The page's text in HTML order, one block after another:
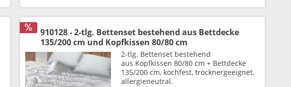
910128 - 2-tlg. Bettenset bestehend aus Bettdecke
135/200 cm und Kopfkissen 80/80 cm
2-tlg. Bettenset bestehend
aus Kopfkissen 80/80 cm + Bettdecke
135/200 cm, kochfest, trocknergeeignet,
allergieneutral.